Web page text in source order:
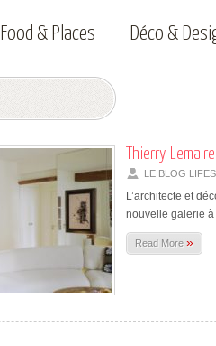
Food & Places Déco &
Thierry
LE BLOG
L’architecte et
nouvelle galerie
Read More »